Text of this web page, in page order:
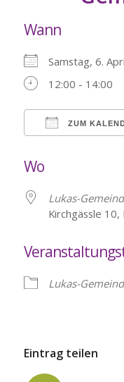
Wann
Samstag, 6.
12:00 - 14:00
ZUM
Wo
Lukas-
Kirchgässle
Lukas-
Eintrag teilen